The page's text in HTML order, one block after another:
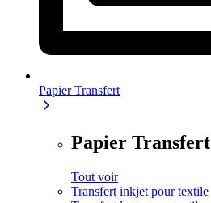
Papier Transfert
Papier Transfert
Tout voir
Transfert inkjet pour textile